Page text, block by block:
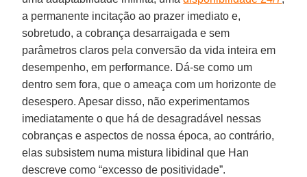
a permanente incitação ao prazer imediato e,
sobretudo, a cobrança desarraigada e sem
parâmetros claros pela conversão da vida inteira em
desempenho, em performance. Dá-se como um
dentro sem fora, que o ameaça com um horizonte de
desespero. Apesar disso, não experimentamos
imediatamente o que há de desagradável nessas
cobranças e aspectos de nossa época, ao contrário,
elas subsistem numa mistura libidinal que Han
descreve como “excesso de positividade”.